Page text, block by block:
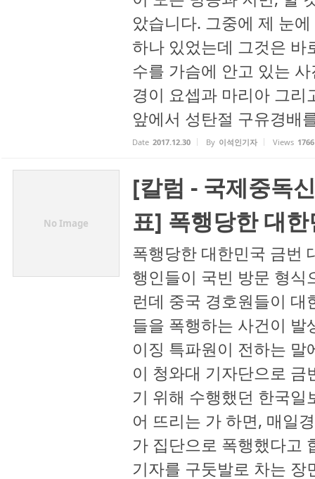
았습니다. 그중에 제 눈
하나 있었는데 그것은
수를 가슴에 안고 있는
경이 요셉과 마리아 그
앞에서 성탄절 구유경배
Date 2017.12.30 By 이석인기자 Views 1766
No Image
[칼럼 - 국제중독
표] 폭행당한 대
폭행당한 대한민국 금번
행인들이 국빈 방문 형식
런데 중국 경호원들이
들을 폭행하는 사건이
이징 특파원이 전하는
이 청와대 기자단으로
기 위해 수행했던 한국일
어 뜨리는 가 하면, 매일
가 집단으로 폭행했다고
기자를 구둣발로 차는 장